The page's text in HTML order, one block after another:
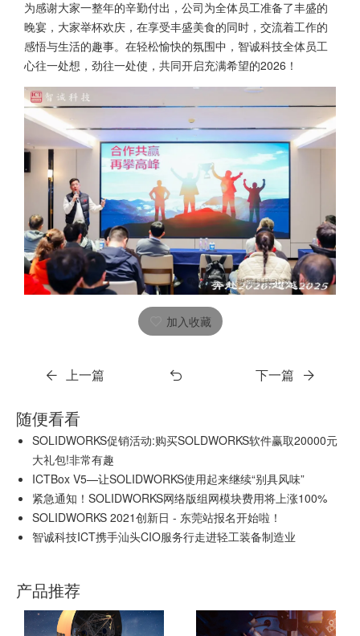
为感谢大家一整年的辛勤付出，公司为全体员工准备了丰盛的
晚宴，大家举杯欢庆，在享受丰盛美食的同时，交流着工作的
感悟与生活的趣事。在轻松愉快的氛围中，智诚科技全体员工
心往一处想，劲往一处使，共同开启充满希望的2026！
加入收藏
上一篇 下一篇
随便看看
SOLIDWORKS促销活动:购买SOLDWORKS软件赢取20000元
大礼包!非常有趣
ICTBox V5—让SOLIDWORKS使用起来继续“别具风味”
紧急通知！SOLIDWORKS网络版组网模块费用将上涨100%
SOLIDWORKS 2021创新日 - 东莞站报名开始啦！
智诚科技ICT携手汕头CIO服务行走进轻工装备制造业
产品推荐